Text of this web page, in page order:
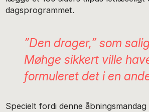
dagsprogrammet.
”Den drager,” som
Møhge sikkert ville
formuleret det i en
Specielt fordi denne